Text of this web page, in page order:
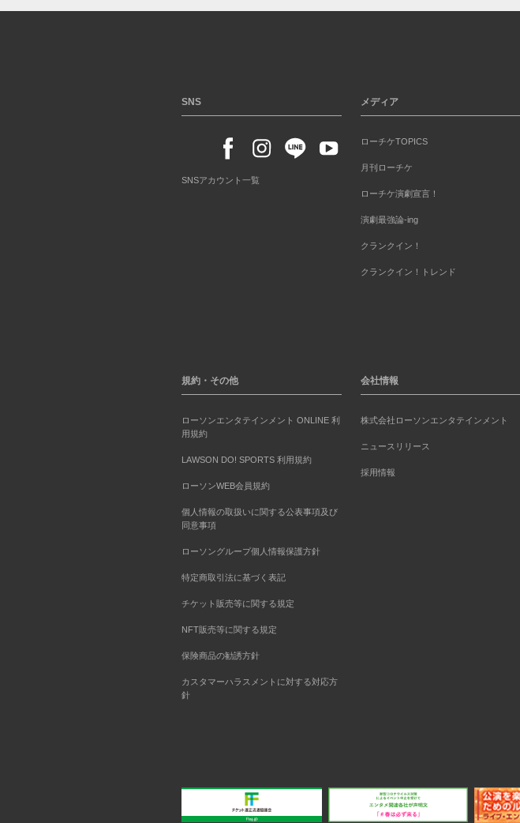
SNS
SNSアカウント一覧
メディア
ローチケTOPICS
月刊ローチケ
ローチケ演劇宣言！
演劇最強論-ing
クランクイン！
クランクイン！トレンド
規約・その他
ローソンエンタテインメント ONLINE 利
用規約
LAWSON DO! SPORTS 利用規約
ローソンWEB会員規約
個人情報の取扱いに関する公表事項及び
同意事項
ローソングループ個人情報保護方針
特定商取引法に基づく表記
チケット販売等に関する規定
NFT販売等に関する規定
保険商品の勧誘方針
カスタマーハラスメントに対する対応方
針
会社情報
株式会社ローソンエンタテインメント
ニュースリリース
採用情報